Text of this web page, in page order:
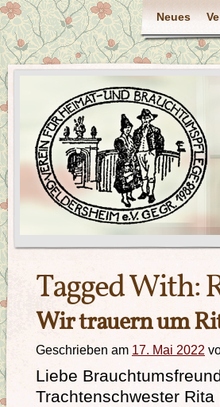
Neues
Tagged With:
Wir trauern um
Geschrieben am 17. Mai 2022
Liebe
Trachtenschwester